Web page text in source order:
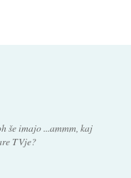
še imajo...ammm, kaj
TVje?